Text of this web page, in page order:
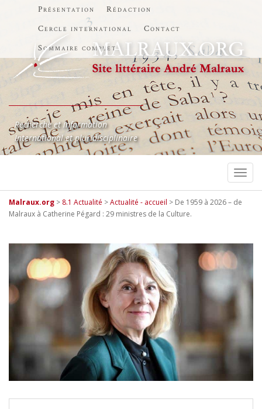
Présentation
Rédaction
Cercle international
Contact
Sommaire complet
Recherche et information
International et pluridisciplinaire
Malraux.org > 8.1 Actualité >Actualité - accueil > De 1959 à 2026 – de
Malraux à Catherine Pégard : 29 ministres de la Culture.